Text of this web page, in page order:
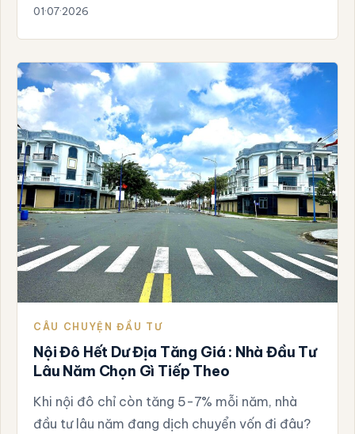
01·07·2026
CÂU CHUYỆN ĐẦU TƯ
Nội Đô Hết Dư Địa Tăng Giá : Nhà Đầu Tư
Lâu Năm Chọn Gì Tiếp Theo
Khi nội đô chỉ còn tăng 5-7% mỗi năm, nhà
đầu tư lâu năm đang dịch chuyển vốn đi đâu?